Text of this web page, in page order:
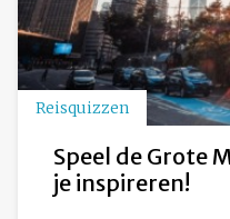
Reisquizzen
Speel de Grote
je inspireren!